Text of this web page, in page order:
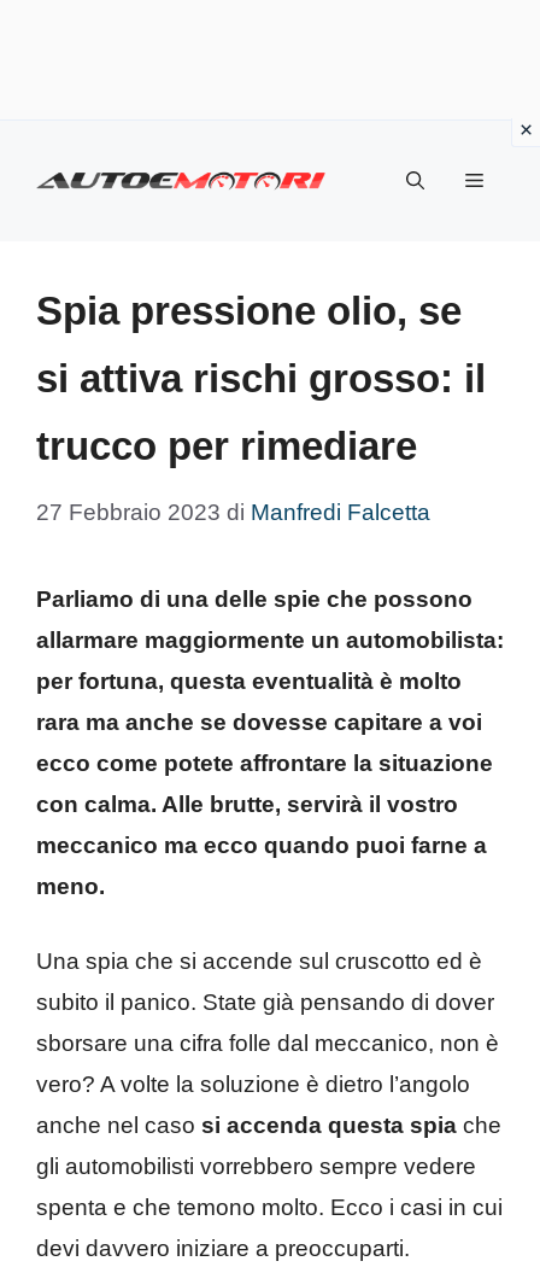
Menu
Spia pressione olio, se
si attiva rischi grosso: il
trucco per rimediare
27 Febbraio 2023 di Manfredi Falcetta
Parliamo di una delle spie che possono
allarmare maggiormente un automobilista:
per fortuna, questa eventualità è molto
rara ma anche se dovesse capitare a voi
ecco come potete affrontare la situazione
con calma. Alle brutte, servirà il vostro
meccanico ma ecco quando puoi farne a
meno.
Una spia che si accende sul cruscotto ed è
subito il panico. State già pensando di dover
sborsare una cifra folle dal meccanico, non è
vero? A volte la soluzione è dietro l’angolo
anche nel caso si accenda questa spia che
gli automobilisti vorrebbero sempre vedere
spenta e che temono molto. Ecco i casi in cui
devi davvero iniziare a preoccuparti.